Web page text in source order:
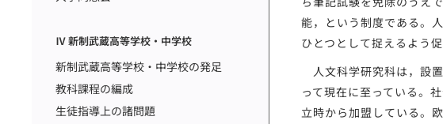
Ⅳ 新制武蔵高等学校・中学校
新制武蔵高等学校・中学校の発足
教科課程の編成
生徒指導上の諸問題
能，という制度である。
ひとつとして捉えるよう
人文科学研究科は，設
って現在に至っている。
立時から加盟している。